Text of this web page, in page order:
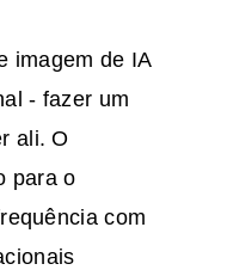
imagem de IA
- fazer um
ali. O
para o
com